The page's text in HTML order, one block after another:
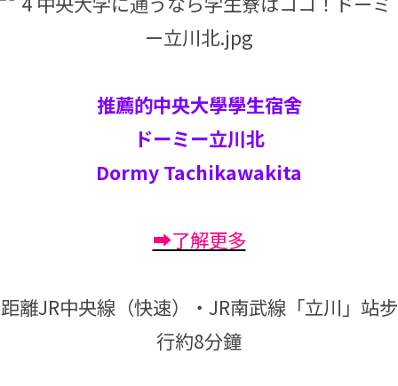
推薦的中央大學學生宿舍
ドーミー立川北
Dormy Tachikawakita
➡了解更多
距離JR中央線（快速）・JR南武線「立川」站步
行約8分鐘